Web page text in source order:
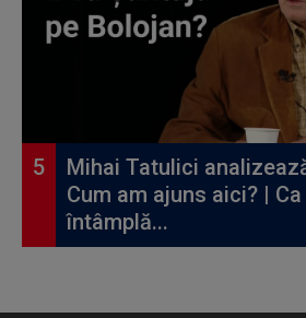
Mihai Tatulici
Cum am ajuns aici? |
întâmplă...